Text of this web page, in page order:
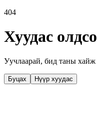
404
Хуудас
Уучлаарай, бид таны
Буцах Нүүр хуудас